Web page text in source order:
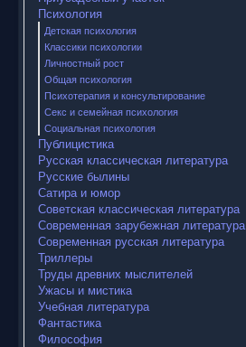
Психология
Детская психология
Классики психологии
Личностный рост
Общая психология
Психотерапия и консультирование
Секс и семейная психология
Социальная психология
Публицистика
Русская классическая литература
Русские былины
Сатира и юмор
Советская классическая литература
Современная зарубежная литература
Современная русская литература
Триллеры
Труды древних мыслителей
Ужасы и мистика
Учебная литература
Фантастика
Философия